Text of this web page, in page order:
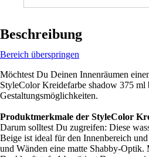
Beschreibung
Bereich überspringen
Möchtest Du Deinen Innenräumen
StyleColor Kreidefarbe shadow 375 ml
Gestaltungsmöglichkeiten.
Produktmerkmale der StyleColor
Darum solltest Du zugreifen: Diese
Beige ist ideal für den Innenbereich
und Wänden eine matte Shabby-Optik.